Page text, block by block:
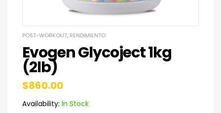
POST-WORKOUT, RENDIMIENTO
Evogen Glycoject 1kg
(2lb)
$860.00
Availability: In Stock